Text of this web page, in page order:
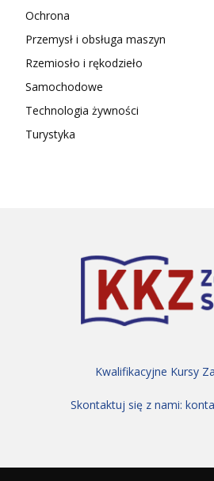
Ochrona
Przemysł i obsługa maszyn
Rzemiosło i rękodzieło
Samochodowe
Technologia żywności
Turystyka
Kwalifikacyjne Kursy
Skontaktuj się z nami: